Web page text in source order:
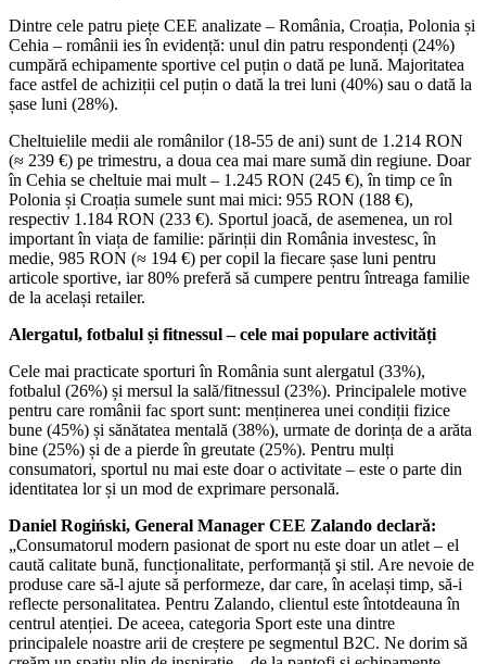
Dintre cele patru piețe CEE analizate – România, Croația, Polonia și
Cehia – românii ies în evidență: unul din patru respondenți (24%)
cumpără echipamente sportive cel puțin o dată pe lună. Majoritatea
face astfel de achiziții cel puțin o dată la trei luni (40%) sau o dată la
șase luni (28%).
Cheltuielile medii ale românilor (18-55 de ani) sunt de 1.214 RON
(≈ 239 €) pe trimestru, a doua cea mai mare sumă din regiune. Doar
în Cehia se cheltuie mai mult – 1.245 RON (245 €), în timp ce în
Polonia și Croația sumele sunt mai mici: 955 RON (188 €),
respectiv 1.184 RON (233 €). Sportul joacă, de asemenea, un rol
important în viața de familie: părinții din România investesc, în
medie, 985 RON (≈ 194 €) per copil la fiecare șase luni pentru
articole sportive, iar 80% preferă să cumpere pentru întreaga familie
de la același retailer.
Alergatul, fotbalul și fitnessul – cele mai populare activități
Cele mai practicate sporturi în România sunt alergatul (33%),
fotbalul (26%) și mersul la sală/fitnessul (23%). Principalele motive
pentru care românii fac sport sunt: menținerea unei condiții fizice
bune (45%) și sănătatea mentală (38%), urmate de dorința de a arăta
bine (25%) și de a pierde în greutate (25%). Pentru mulți
consumatori, sportul nu mai este doar o activitate – este o parte din
identitatea lor și un mod de exprimare personală.
Daniel Rogiński, General Manager CEE Zalando declară:
„Consumatorul modern pasionat de sport nu este doar un atlet – el
caută calitate bună, funcționalitate, performanță şi stil. Are nevoie de
produse care să-l ajute să performeze, dar care, în același timp, să-i
reflecte personalitatea. Pentru Zalando, clientul este întotdeauna în
centrul atenției. De aceea, categoria Sport este una dintre
principalele noastre arii de creștere pe segmentul B2C. Ne dorim să